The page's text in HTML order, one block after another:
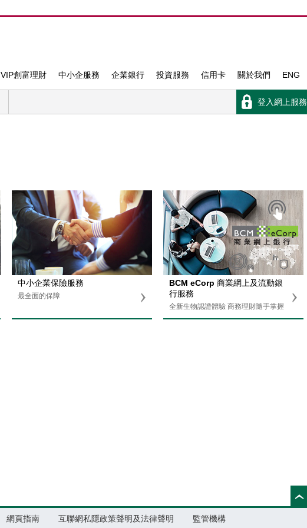
VIP創富理財 中小企服務 企業銀行 投資服務 信用卡 關於我們 ENG
登入網上服務
中小企業保險服務
最全面的保障
BCM eCorp 商業網上及流動銀
行服務
全新生物認證體驗 商務理財隨手掌握
網頁指南 互聯網私隱政策聲明及法律聲明 監管機構